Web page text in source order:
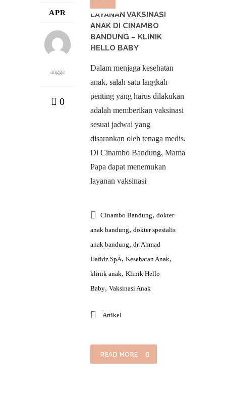
APR
angga
0
LAYANAN VAKSINASI
ANAK DI CINAMBO
BANDUNG – KLINIK
HELLO BABY
Dalam menjaga kesehatan
anak, salah satu langkah
penting yang harus dilakukan
adalah memberikan vaksinasi
sesuai jadwal yang
disarankan oleh tenaga medis.
Di Cinambo Bandung, Mama
Papa dapat menemukan
layanan vaksinasi
Cinambo Bandung, dokter
anak bandung, dokter spesialis
anak bandung, dr. Ahmad
Hafidz SpA, Kesehatan Anak,
klinik anak, Klinik Hello
Baby, Vaksinasi Anak
Artikel
READ MORE